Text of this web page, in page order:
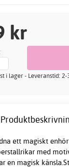
kr
i lager - Leveranstid:
ett magiskt
med
en magisk